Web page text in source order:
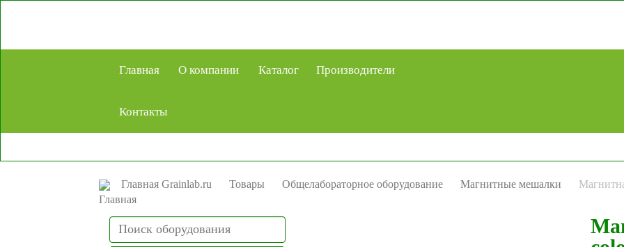
Главная О компании Каталог Производители
Контакты
Главная Grainlab.ru Товары Общелабораторное оборудование Магнитные мешалки
Search